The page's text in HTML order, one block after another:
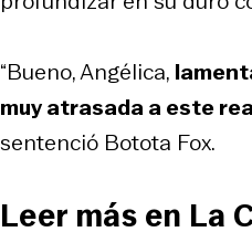
“Bueno, Angélica,
muy atrasada a este
sentenció Botota Fox.
Leer más en La